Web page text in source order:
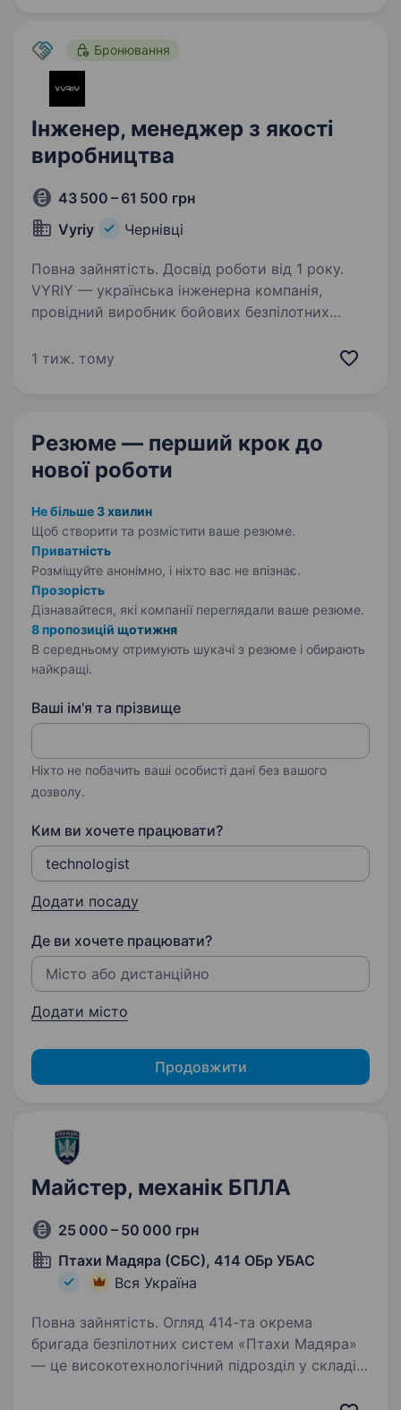
Бронювання
Інженер, менеджер з якості
виробництва
43 500 – 61 500 грн
Vyriy
Чернівці
Повна зайнятість. Досвід роботи від 1 року.
VYRIY — українська інженерна компанія,
провідний виробник бойових безпілотних
роботизації війни та рішення з локалізованих
1 тиж. тому
Резюме — перший крок до
нової роботи
Не більше 3 хвилин
Щоб створити та розмістити ваше резюме.
Приватність
Розміщуйте анонімно, і ніхто вас не впізнає.
Прозорість
Дізнавайтеся, які компанії переглядали ваше резюме.
8 пропозицій щотижня
В середньому отримують шукачі з резюме і обирають
найкращі.
Ваші ім'я та прізвище
Ніхто не побачить ваші особисті дані без вашого
дозволу.
Ким ви хочете працювати?
Додати посаду
Де ви хочете працювати?
Додати місто
Продовжити
Майстер, механік БПЛА
25 000 – 50 000 грн
Птахи Мадяра (СБС), 414 ОБр УБАС
Вся Україна
Повна зайнятість. Огляд 414-та окрема
бригада безпілотних систем «Птахи Мадяра»
— це високотехнологічний підрозділ у складі